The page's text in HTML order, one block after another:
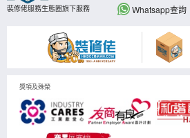
裝修佬服務生態圈旗下服務 Whatsapp查詢
獎項及殊榮